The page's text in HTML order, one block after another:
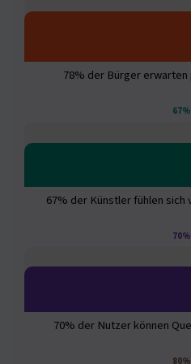
78% der Bürger
67%
67% der Künstler fühlen
70%
70% der Nutzer können
80%